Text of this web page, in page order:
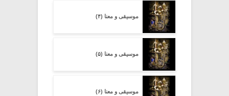
موسیقی و معنا (۴)
موسیقی و معنا (۵)
موسیقی و معنا (۶)